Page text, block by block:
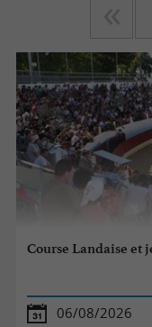
Course Landaise et
06/08/2026